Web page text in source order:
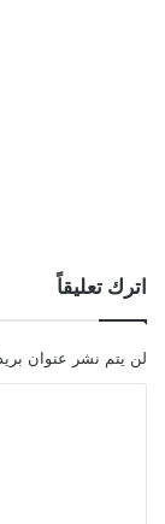
اترك تعليقاً
لن يتم نشر عنوان